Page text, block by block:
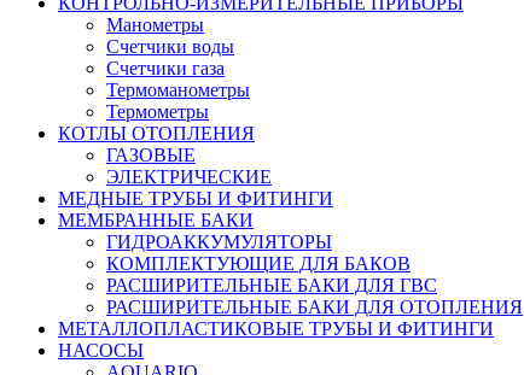
Манометры
Счетчики воды
Счетчики газа
Термоманометры
Термометры
КОТЛЫ ОТОПЛЕНИЯ
ГАЗОВЫЕ
ЭЛЕКТРИЧЕСКИЕ
МЕДНЫЕ ТРУБЫ И ФИТИНГИ
МЕМБРАННЫЕ БАКИ
ГИДРОАККУМУЛЯТОРЫ
КОМПЛЕКТУЮЩИЕ ДЛЯ БАКОВ
РАСШИРИТЕЛЬНЫЕ БАКИ ДЛЯ ГВС
РАСШИРИТЕЛЬНЫЕ БАКИ ДЛЯ ОТОПЛЕНИЯ
МЕТАЛЛОПЛАСТИКОВЫЕ ТРУБЫ И ФИТИНГИ
НАСОСЫ